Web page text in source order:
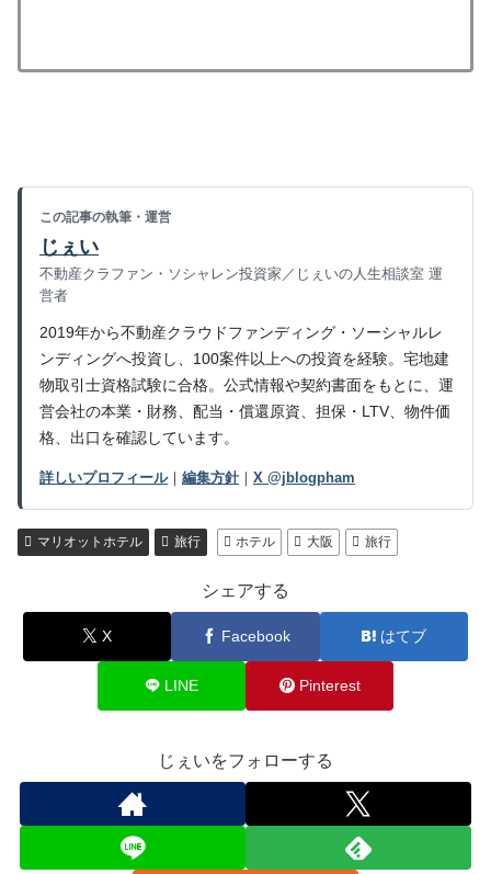
この記事の執筆・運営
じぇい
不動産クラファン・ソシャレン投資家／じぇいの人生相談室 運
営者
2019年から不動産クラウドファンディング・ソーシャルレ
ンディングへ投資し、100案件以上への投資を経験。宅地建
物取引士資格試験に合格。公式情報や契約書面をもとに、運
営会社の本業・財務、配当・償還原資、担保・LTV、物件価
格、出口を確認しています。
詳しいプロフィール｜ 編集方針 ｜ X @jblogpham
マリオットホテル 旅行 ホテル 大阪 旅行
シェアする
X Facebook はてブ
LINE Pinterest
じぇいをフォローする